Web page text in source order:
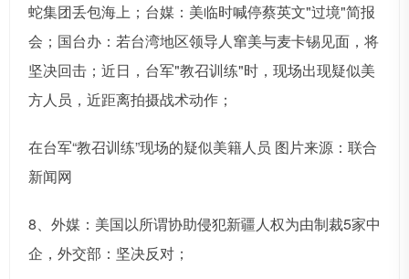
蛇集团丢包海上；台媒：美临时喊停蔡英文"过境"简报
会；国台办：若台湾地区领导人窜美与麦卡锡见面，将
坚决回击；近日，台军"教召训练"时，现场出现疑似美
方人员，近距离拍摄战术动作；
在台军“教召训练”现场的疑似美籍人员 图片来源：联合
新闻网
8、外媒：美国以所谓协助侵犯新疆人权为由制裁5家中
企，外交部：坚决反对；